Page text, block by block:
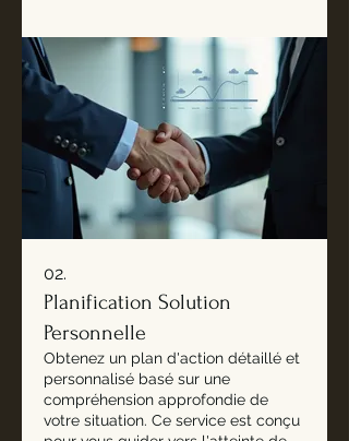
02.
Planification Solution
Personnelle
Obtenez un plan d'action détaillé et
personnalisé basé sur une
compréhension approfondie de
votre situation. Ce service est conçu